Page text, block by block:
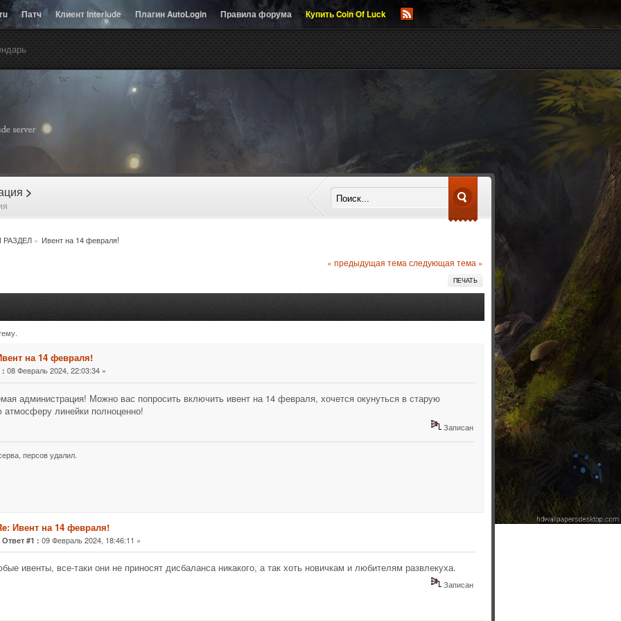
Патч Клиент Interlude Плагин AutoLogin Правила форума Купить Coin Of Luck
>
» Ивент на 14 февраля!
« предыдущая тема следующая тема »
ПЕЧАТЬ
21961 раз)
на 14 февраля!
: 08 Февраль 2024, 22:03:34 »
администрация! Можно вас попросить включить ивент на 14 февраля, хочется окунуться в старую
атмосферу линейки полноценно!
Записан
персов удалил.
Ивент на 14 февраля!
Ответ #1 : 09 Февраль 2024, 18:46:11 »
ивенты, все-таки они не приносят дисбаланса никакого, а так хоть новичкам и любителям развлекуха.
Записан